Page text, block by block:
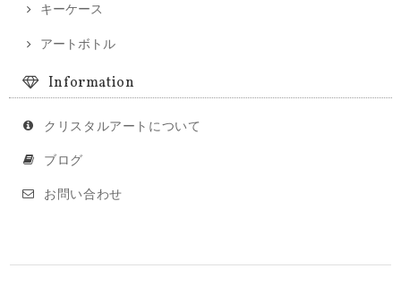
キーケース
アートボトル
Information
クリスタルアートについて
ブログ
お問い合わせ